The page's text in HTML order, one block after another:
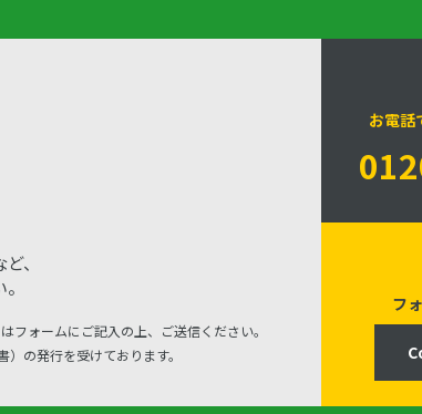
、
フォームにご記入の上、ご送信ください。
の発行を受けております。
お電話
フ